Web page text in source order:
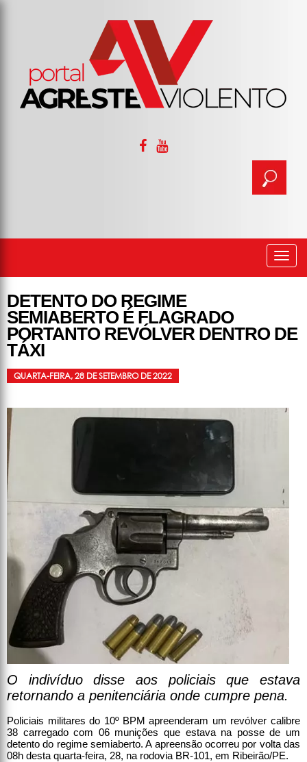
DETENTO DO REGIME
SEMIABERTO É FLAGRADO
PORTANTO REVÓLVER DENTRO DE
TÁXI
QUARTA-FEIRA, 28 DE SETEMBRO DE 2022
O indivíduo disse aos policiais que estava
retornando a penitenciária onde cumpre pena.
Policiais militares do 10º BPM apreenderam um revólver calibre
38 carregado com 06 munições que estava na posse de um
detento do regime semiaberto. A apreensão ocorreu por volta das
08h desta quarta-feira, 28, na rodovia BR-101, em Ribeirão/PE.